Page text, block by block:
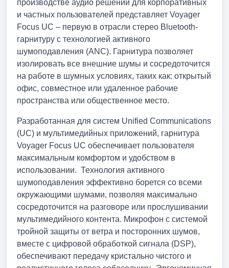
производстве аудио решений для корпоративных
и частных пользователей представляет Voyager
Focus UC – первую в отрасли стерео Bluetooth-
гарнитуру с технологией активного
шумоподавления (ANC). Гарнитура позволяет
изолировать все внешние шумы и сосредоточится
на работе в шумных условиях, таких как: открытый
офис, совместное или удаленное рабочие
пространства или общественное место.
Разработанная для систем Unified Communications
(UC) и мультимедийных приложений, гарнитура
Voyager Focus UC обеспечивает пользователя
максимальным комфортом и удобством в
использовании. Технология активного
шумоподавления эффективно борется со всеми
окружающими шумами, позволяя максимально
сосредоточится на разговоре или прослушивании
мультимедийного контента. Микрофон с системой
тройной защиты от ветра и посторонних шумов,
вместе с цифровой обработкой сигнала (DSP),
обеспечивают передачу кристально чистого и